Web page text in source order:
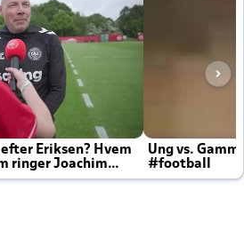
Eriksen? Hvem
ringer Joachim
Ung vs.
#football